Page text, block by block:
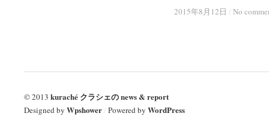
2015年8月12日 / No
2015年8月12日
© 2013 kuraché クラシェの news & report
Designed by Wpshower/ Powered by WordPress